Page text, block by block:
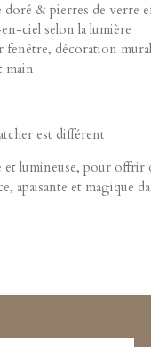
doré & pierres de verre
ciel selon la lumière
décoration
main
est différent
lumineuse, pour offrir
apaisante et magique